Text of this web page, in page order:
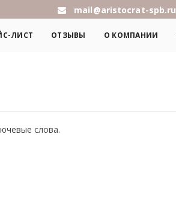
mail@aristocrat-spb.ru
ЛИСТ ОТЗЫВЫ О КОМПАНИИ
слова.